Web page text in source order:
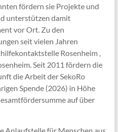
fördern sie Projekte und
unterstützen damit
vor Ort. Zu den
seit vielen Jahren
Rosenheim ,
Seit 2011 fördern die
die Arbeit der SekoRo
Spende (2026) in Höhe
auf über